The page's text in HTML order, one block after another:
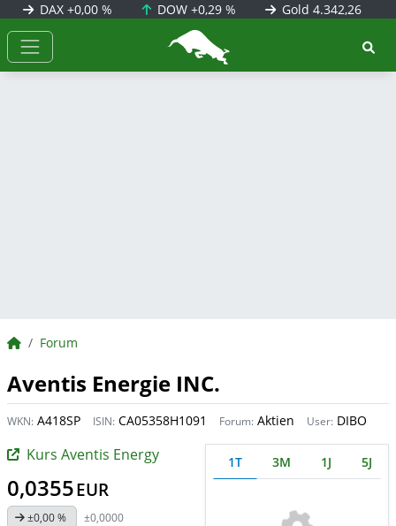
DAX +0,00 % DOW+0,29 % Gold 4.342,26
BörsenNEWS.de
BörsenNEWS.de
Forum
Aventis Energie INC.
WKN: A418SP ISIN: CA05358H1091 Forum: Aktien User: DIBO
Kurs Aventis Energy
0,0355EUR
±0,00 %
±0,0000
1T 3M 1J 5J